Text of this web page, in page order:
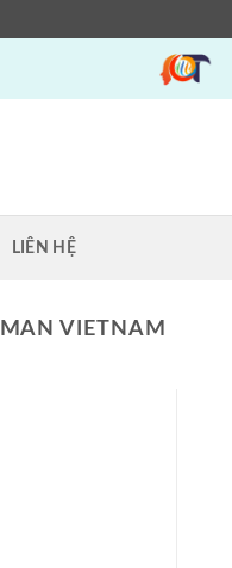
LIÊN HỆ
VIETNAM